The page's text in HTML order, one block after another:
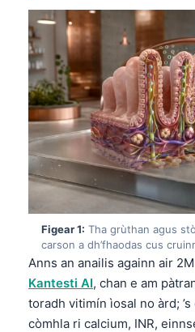
Figear 1: Tha grùthan agus
carson a dh’fhaodas cus
Anns an anailis againn air
Kantesti AI, chan e am
toradh vitimín ìosal no àrd;
còmhla ri calcium, INR,